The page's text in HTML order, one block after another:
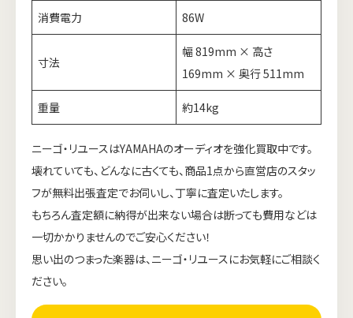
消費電力 86W
寸法
幅 819mm × 高さ
169mm × 奥行 511mm
重量 約14kg
ニーゴ・リユースはYAMAHAのオーディオを強化買取中です。
壊れていても、どんなに古くても、商品1点から直営店のスタッ
フが無料出張査定でお伺いし、丁寧に査定いたします。
もちろん査定額に納得が出来ない場合は断っても費用などは
一切かかりませんのでご安心ください！
思い出のつまった楽器は、ニーゴ・リユースにお気軽にご相談く
ださい。